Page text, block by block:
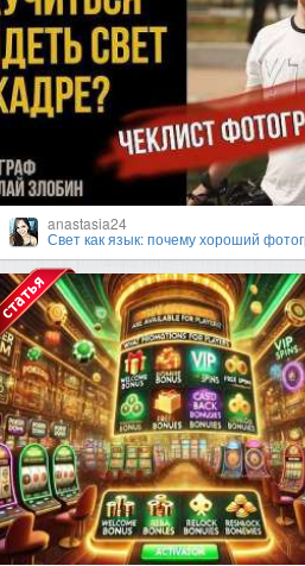
anastasia24
Свет как язык: почему хороший